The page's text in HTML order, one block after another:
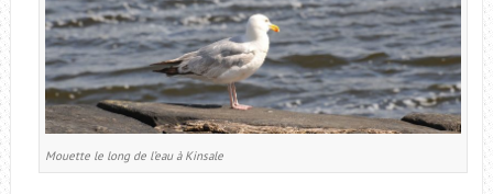
Mouette le long de l’eau à Kinsale